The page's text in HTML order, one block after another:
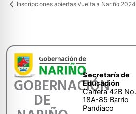
Inscripciones abiertas Vuelta a Nariño 2024
GOBERNACIÓN
DE
Secretaría de
Educación
Carrera 42B No.
18A-85 Barrio
Pandiaco